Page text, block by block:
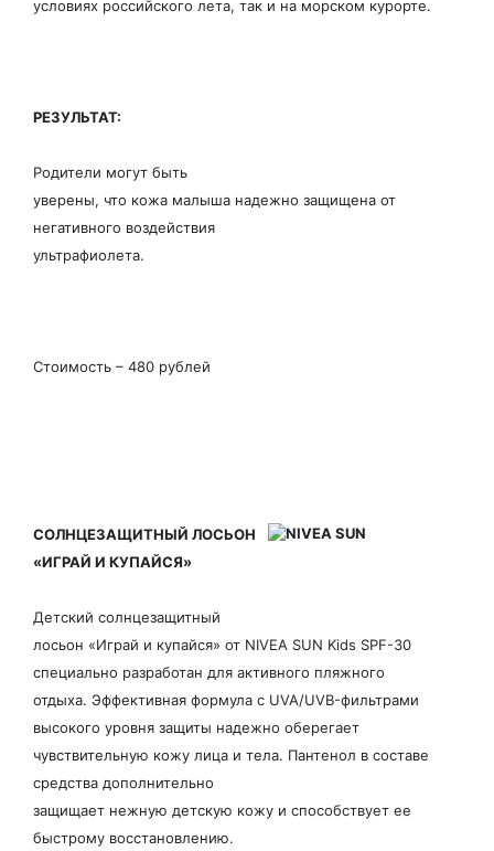
условиях российского лета, так и на морском курорте.
РЕЗУЛЬТАТ:
Родители могут быть
уверены, что кожа малыша надежно защищена от
негативного воздействия
ультрафиолета.
Стоимость – 480 рублей
СОЛНЦЕЗАЩИТНЫЙ ЛОСЬОН
«ИГРАЙ И КУПАЙСЯ»
Детский солнцезащитный
лосьон «Играй и купайся» от NIVEA SUN Kids SPF-30
специально разработан для активного пляжного
отдыха. Эффективная формула с UVA/UVB-фильтрами
высокого уровня защиты надежно оберегает
чувствительную кожу лица и тела. Пантенол в составе
средства дополнительно
защищает нежную детскую кожу и способствует ее
быстрому восстановлению.